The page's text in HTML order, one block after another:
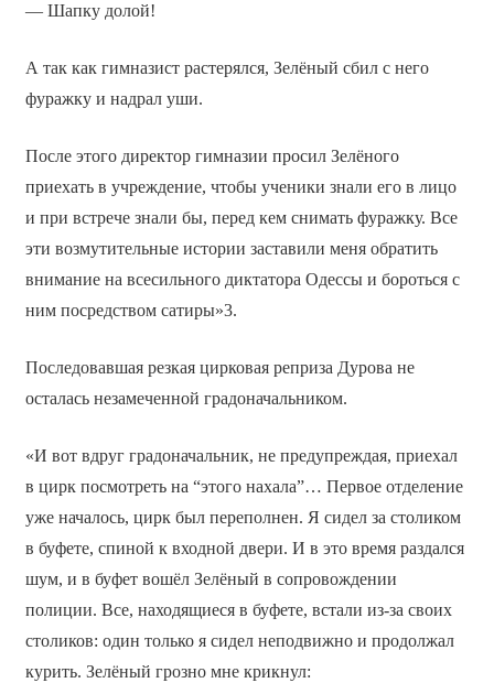
— Шапку долой!
А так как гимназист растерялся, Зелёный сбил с него
фуражку и надрал уши.
После этого директор гимназии просил Зелёного
приехать в учреждение, чтобы ученики знали его в лицо
и при встрече знали бы, перед кем снимать фуражку. Все
эти возмутительные истории заставили меня обратить
внимание на всесильного диктатора Одессы и бороться с
ним посредством сатиры»3.
Последовавшая резкая цирковая реприза Дурова не
осталась незамеченной градоначальником.
«И вот вдруг градоначальник, не предупреждая, приехал
в цирк посмотреть на “этого нахала”… Первое отделение
уже началось, цирк был переполнен. Я сидел за столиком
в буфете, спиной к входной двери. И в это время раздался
шум, и в буфет вошёл Зелёный в сопровождении
полиции. Все, находящиеся в буфете, встали из-за своих
столиков: один только я сидел неподвижно и продолжал
курить. Зелёный грозно мне крикнул: